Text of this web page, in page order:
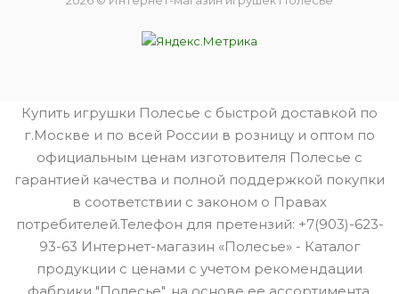
Купить игрушки Полесье с быстрой доставкой по
г.Москве и по всей России в розницу и оптом по
официальным ценам изготовителя Полесье с
гарантией качества и полной поддержкой покупки
в соответствии с законом о Правах
потребителей.Телефон для претензий: +7(903)-623-
93-63 Интернет-магазин «Полесье» - Каталог
продукции с ценами с учетом рекомендации